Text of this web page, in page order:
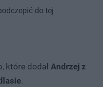
do tej
które dodał Andrzej z
.